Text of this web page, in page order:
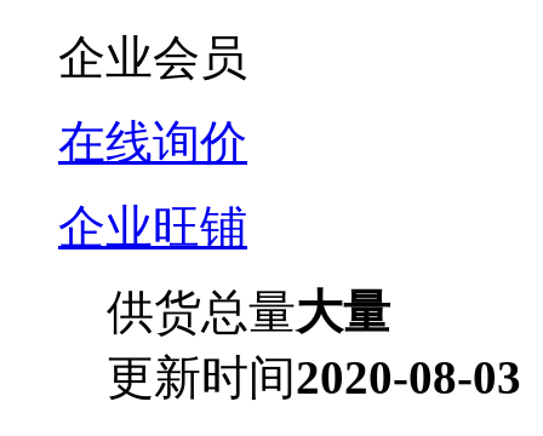
企业会员
在线询价
企业旺铺
供货总量大量
更新时间2020-08-03